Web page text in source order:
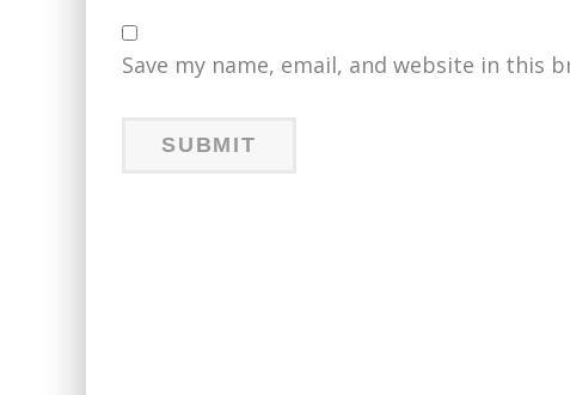
Save my name, email, and website in this